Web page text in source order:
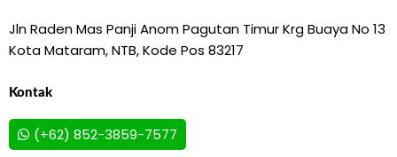
Jln Raden Mas Panji Anom Pagutan Timur Krg Buaya No 13
Kota Mataram, NTB, Kode Pos 83217
Kontak
(+62) 852-3859-7577